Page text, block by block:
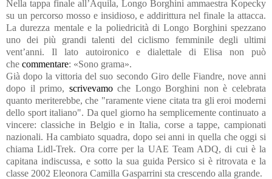
Nella tappa finale all’Aquila, Longo Borghini ammaestra Kopecky
su un percorso mosso e insidioso, e addirittura nel finale la attacca.
La durezza mentale e la poliedricità di Longo Borghini spezzano
uno dei più grandi talenti del ciclismo femminile degli ultimi
vent’anni. Il lato autoironico e dialettale di Elisa non può
che commentare: «Sono grama».
Già dopo la vittoria del suo secondo Giro delle Fiandre, nove anni
dopo il primo, scrivevamoche Longo Borghini non è celebrata
quanto meriterebbe, che "raramente viene citata tra gli eroi moderni
dello sport italiano". Da quel giorno ha semplicemente continuato a
vincere: classiche in Belgio e in Italia, corse a tappe, campionati
nazionali. Ha cambiato squadra, dopo sei anni in quella che oggi si
chiama Lidl-Trek. Ora corre per la UAE Team ADQ, di cui è la
capitana indiscussa, e sotto la sua guida Persico si è ritrovata e la
classe 2002 Eleonora Camilla Gasparrini sta crescendo alla grande.